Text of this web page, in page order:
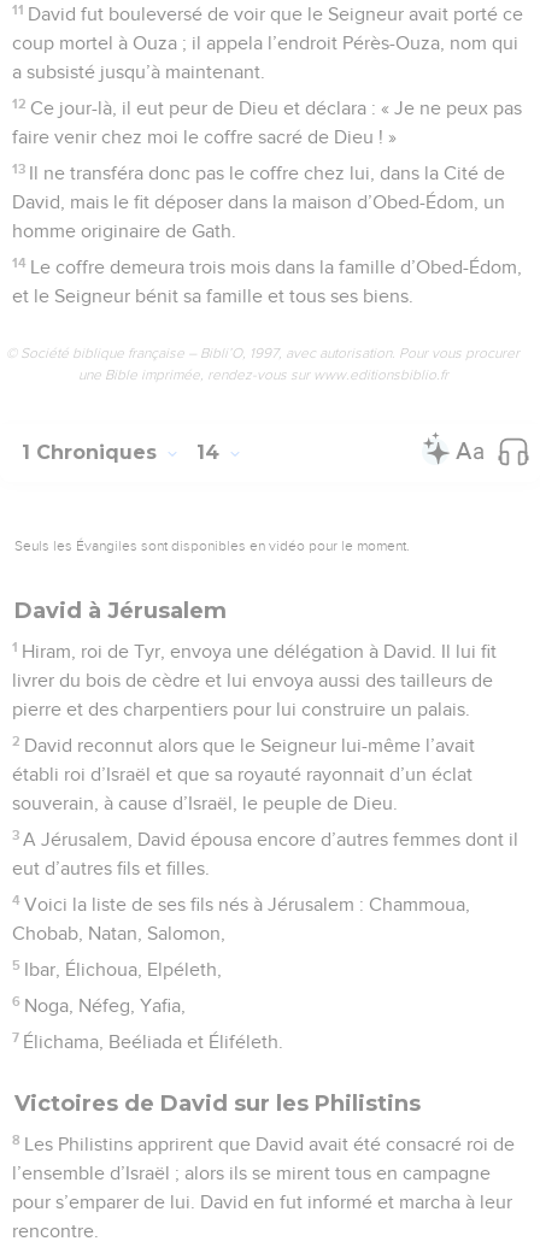
11 David fut bouleversé de voir que le Seigneur avait porté ce
coup mortel à Ouza ; il appela l’endroit Pérès-Ouza, nom qui
a subsisté jusqu’à maintenant.
12 Ce jour-là, il eut peur de Dieu et déclara : « Je ne peux pas
faire venir chez moi le coffre sacré de Dieu ! »
13 Il ne transféra donc pas le coffre chez lui, dans la Cité de
David, mais le fit déposer dans la maison d’Obed-Édom, un
homme originaire de Gath.
14 Le coffre demeura trois mois dans la famille d’Obed-Édom,
et le Seigneur bénit sa famille et tous ses biens.
© Société biblique française – Bibli’O, 1997, avec autorisation. Pour vous procurer
une Bible imprimée, rendez-vous sur www.editionsbiblio.fr
1 Chroniques 14
Seuls les Évangiles sont disponibles en vidéo pour le moment.
David à Jérusalem
1 Hiram, roi de Tyr, envoya une délégation à David. Il lui fit
livrer du bois de cèdre et lui envoya aussi des tailleurs de
pierre et des charpentiers pour lui construire un palais.
2 David reconnut alors que le Seigneur lui-même l’avait
établi roi d’Israël et que sa royauté rayonnait d’un éclat
souverain, à cause d’Israël, le peuple de Dieu.
3 A Jérusalem, David épousa encore d’autres femmes dont il
eut d’autres fils et filles.
4 Voici la liste de ses fils nés à Jérusalem : Chammoua,
Chobab, Natan, Salomon,
5 Ibar, Élichoua, Elpéleth,
6 Noga, Néfeg, Yafia,
7 Élichama, Beéliada et Éliféleth.
Victoires de David sur les Philistins
8 Les Philistins apprirent que David avait été consacré roi de
l’ensemble d’Israël ; alors ils se mirent tous en campagne
pour s’emparer de lui. David en fut informé et marcha à leur
rencontre.